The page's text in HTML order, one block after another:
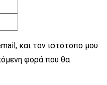
και τον ιστότοπο μου
φορά που θα